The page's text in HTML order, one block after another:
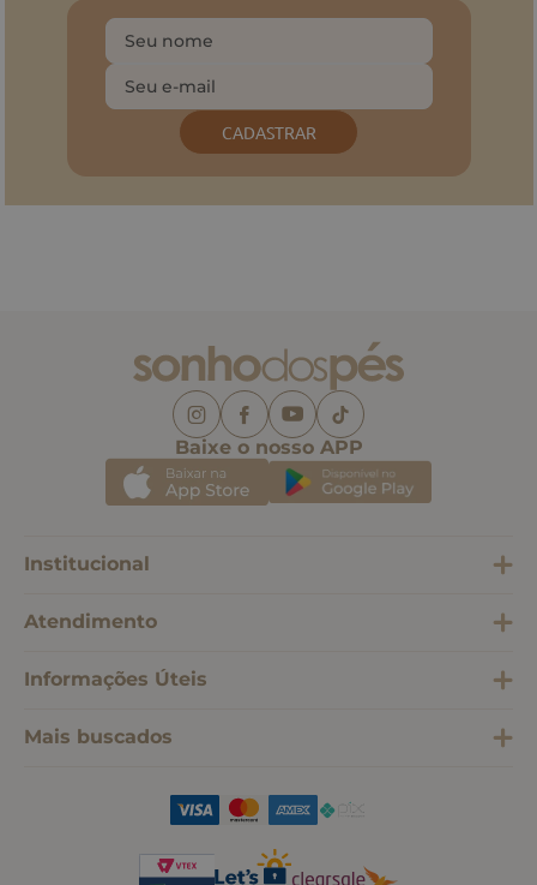
CADASTRAR
Baixe o nosso APP
Institucional
Atendimento
Informações Úteis
Mais buscados